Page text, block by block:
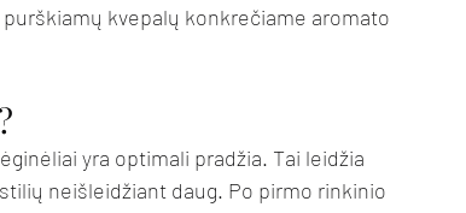
purškiamų kvepalų konkrečiame aromato
yra optimali pradžia. Tai leidžia
neišleidžiant daug. Po pirmo rinkinio